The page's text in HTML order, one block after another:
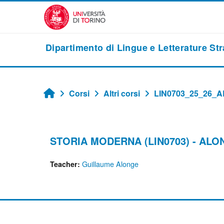
Vai al contenuto principale
Dipartimento di Lingue e Letterature
Home
Corsi Altri corsi
STORIA MODERNA (LIN0703) -
Teacher: Guillaume Alonge